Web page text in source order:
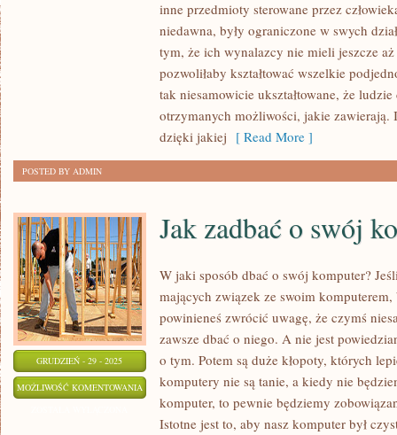
MOŻLIWOŚĆ
SPORO
LEPIEJ
PORADZIĆ
SOBIE
WE
WŁASNEJ
inne przedmioty sterowane przez
niedawna, były ograniczone w swych
tym, że ich wynalazcy nie mieli jeszcze
pozwoliłaby kształtować wszelkie
tak niesamowicie ukształtowane, że
otrzymanych możliwości, jakie zawierają.
dzięki jakiej [ Read More ]
POSTED BY ADMIN
GRUDZIEŃ - 29 - 2025
MOŻLIWOŚĆ KOMENTOWANIA
ZADBAĆ
Jak zadbać o swój
W jaki sposób dbać o swój komputer?
mających związek ze swoim
powinieneś zwrócić uwagę, że czymś
zawsze dbać o niego. A nie jest
o tym. Potem są duże kłopoty, których
komputery nie są tanie, a kiedy nie
komputer, to pewnie będziemy
Istotne jest to, aby nasz komputer był